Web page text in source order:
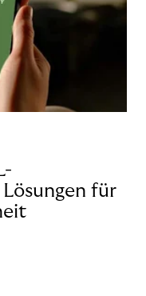
für